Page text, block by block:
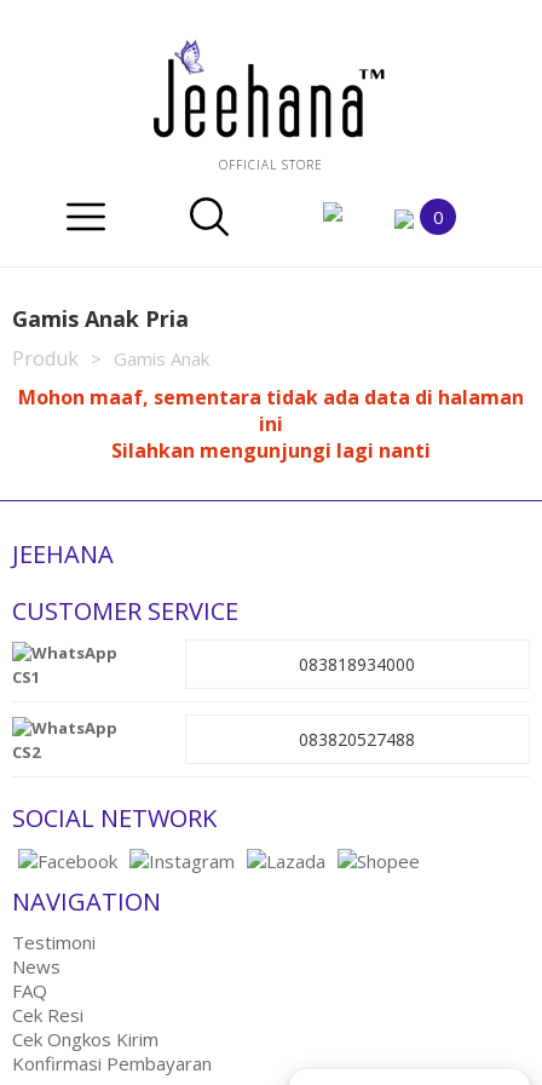
OFFICIAL STORE
0
Gamis Anak Pria
Produk > Gamis Anak
Mohon maaf, sementara tidak ada data di halaman
ini
Silahkan mengunjungi lagi nanti
JEEHANA
CUSTOMER SERVICE
CS1
083818934000
CS2
083820527488
SOCIAL NETWORK
NAVIGATION
Testimoni
News
FAQ
Cek Resi
Cek Ongkos Kirim
Konfirmasi Pembayaran